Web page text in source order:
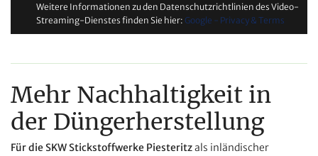
Weitere Informationen zu den Datenschutzrichtlinien des Video-
Streaming-Dienstes finden Sie hier: Google - Privacy & Terms
Mehr Nachhaltigkeit in
der Düngerherstellung
Für die SKW Stickstoffwerke Piesteritzal s inländischer